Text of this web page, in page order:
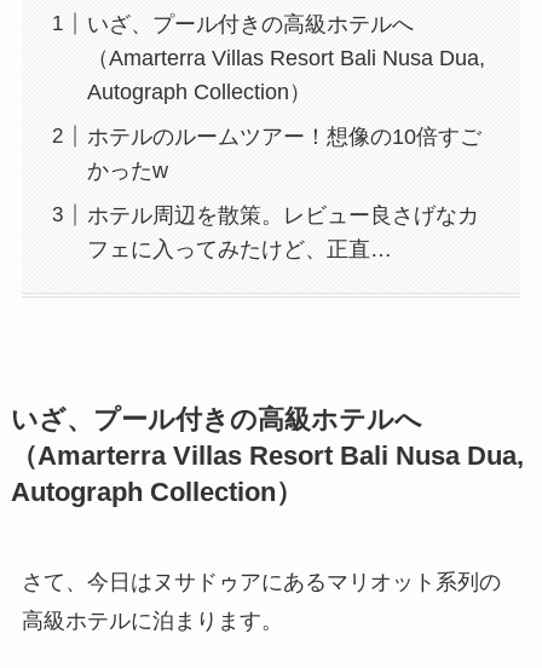
いざ、プール付きの高級ホテルへ
（Amarterra Villas Resort Bali Nusa Dua,
Autograph Collection）
ホテルのルームツアー！想像の10倍すご
かったw
ホテル周辺を散策。レビュー良さげなカ
フェに入ってみたけど、正直…
いざ、プール付きの高級ホテルへ
（Amarterra Villas Resort Bali Nusa Dua,
Autograph Collection）
さて、今日はヌサドゥアにあるマリオット系列の
高級ホテルに泊まります。